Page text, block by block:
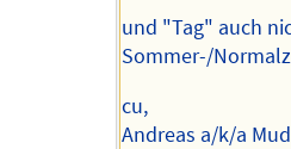
und "Tag" auch
Sommer-/
cu,
Andreas a/k/a